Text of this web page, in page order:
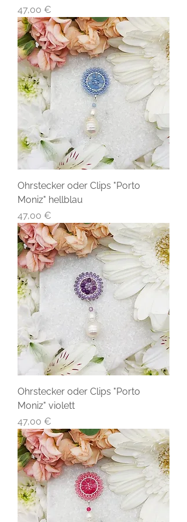
Preis
47,00 €
Ohrstecker oder Clips "Porto
Moniz" hellblau
Preis
47,00 €
Ohrstecker oder Clips "Porto
Moniz" violett
Preis
47,00 €